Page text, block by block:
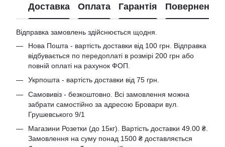
Доставка Оплата Гарантія Повернення
Відправка замовлень здійснюється щодня.
Нова Пошта - вартість доставки від 100 грн. Відправка
відбувається по передоплаті в розмірі 200 грн або
повній оплаті на рахунок ФОП.
Укрпошта - вартість доставки від 75 грн.
Самовивіз - безкоштовно. Всі замовлення можна
забрати самостійно за адресою Бровари вул.
Грушевського 9/1
Магазини Розетки (до 15кг). Вартість доставки 49.00 ₴.
Замовлення на суму понад 1500 ₴ доставляється